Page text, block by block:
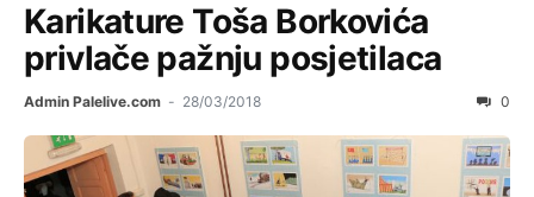
Karikature Toša Borkovića
privlače pažnju posjetilaca
Admin Palelive.com - 28/03/2018 0